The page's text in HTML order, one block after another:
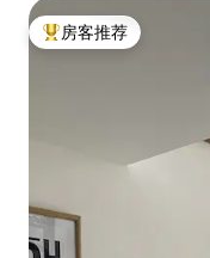
热门「房客推荐」
房客推荐